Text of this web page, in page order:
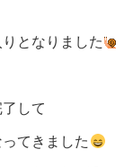
となりました
して
てきました